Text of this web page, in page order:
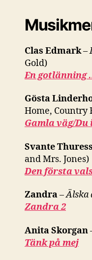
Clas Edmark–
Gold)
En gotlänning
Gösta
Home, Country
Gamla väg/
Svante
and Mrs. Jones)
Den första
Zandra–Älska
Zandra 2
Anita Skorgan
Tänk på mej